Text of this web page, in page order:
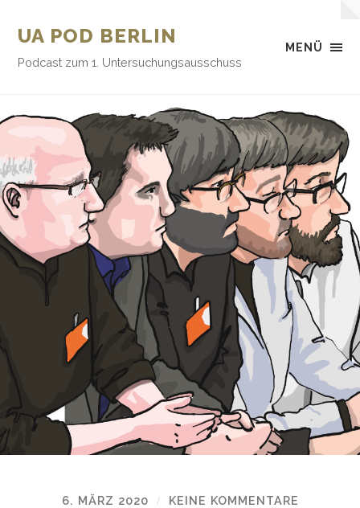
MENÜ
UA POD BERLIN
Podcast zum 1. Untersuchungsausschuss
6. MÄRZ 2020 / KEINE KOMMENTARE